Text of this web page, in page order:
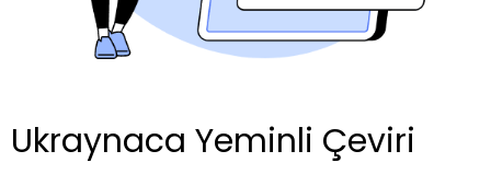
Ukraynaca Yeminli Çeviri